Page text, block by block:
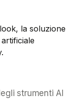
la soluzione
strumenti AI